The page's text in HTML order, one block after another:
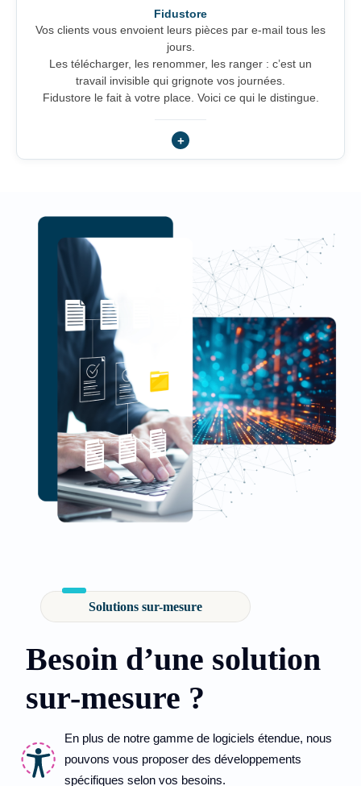
Fidustore
Vos clients vous envoient leurs pièces par e-mail tous les
jours.
Les télécharger, les renommer, les ranger : c’est un
travail invisible qui grignote vos journées.
Fidustore le fait à votre place. Voici ce qui le distingue.
Solutions sur-mesure
Besoin d’une solution
sur-mesure ?
En plus de notre gamme de logiciels étendue, nous
pouvons vous proposer des développements
spécifiques selon vos besoins.